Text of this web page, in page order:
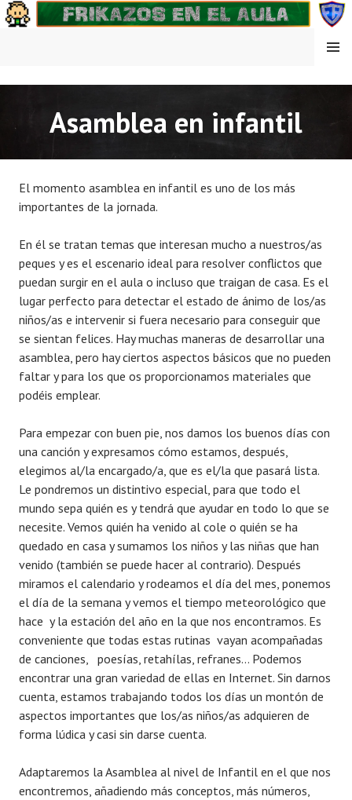
Saltar
al
FRIKAZOS EN EL AULA
MENÚ
Asamblea en infantil
El momento asamblea en infantil es uno de los más
importantes de la jornada.
En él se tratan temas que interesan mucho a nuestros/as
peques y es el escenario ideal para resolver conflictos que
puedan surgir en el aula o incluso que traigan de casa. Es el
lugar perfecto para detectar el estado de ánimo de los/as
niños/as e intervenir si fuera necesario para conseguir que
se sientan felices. Hay muchas maneras de desarrollar una
asamblea, pero hay ciertos aspectos básicos que no pueden
faltar y para los que os proporcionamos materiales que
podéis emplear.
Para empezar con buen pie, nos damos los buenos días con
una canción y expresamos cómo estamos, después,
elegimos al/la encargado/a, que es el/la que pasará lista.
Le pondremos un distintivo especial, para que todo el
mundo sepa quién es y tendrá que ayudar en todo lo que se
necesite. Vemos quién ha venido al cole o quién se ha
quedado en casa y sumamos los niños y las niñas que han
venido (también se puede hacer al contrario). Después
miramos el calendario y rodeamos el día del mes, ponemos
el día de la semana y vemos el tiempo meteorológico que
hace y la estación del año en la que nos encontramos. Es
conveniente que todas estas rutinas vayan acompañadas
de canciones, poesías, retahílas, refranes… Podemos
encontrar una gran variedad de ellas en Internet. Sin darnos
cuenta, estamos trabajando todos los días un montón de
aspectos importantes que los/as niños/as adquieren de
forma lúdica y casi sin darse cuenta.
Adaptaremos la Asamblea al nivel de Infantil en el que nos
encontremos, añadiendo más conceptos, más números,